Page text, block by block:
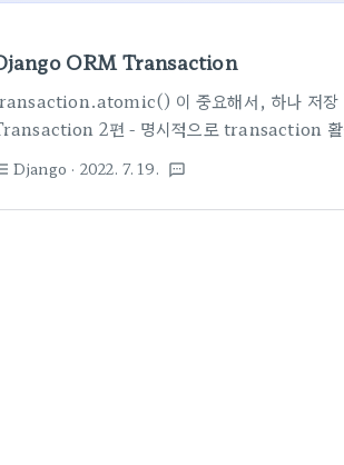
ORM Transaction
이 중요해서, 하나
2편 - 명시적으로 transaction
ATOMIC_REQUESTS) Django
(Feat. ATOMIC_RE..
Django · 2022. 7. 19. textsms